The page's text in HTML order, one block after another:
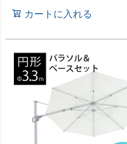
カートに入れる